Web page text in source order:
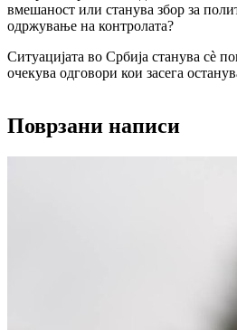
вмешаност или станува збор за
одржување на контролата?
Ситуацијата во Србија станува сè
очекува одговори кои засега
Поврзани написи